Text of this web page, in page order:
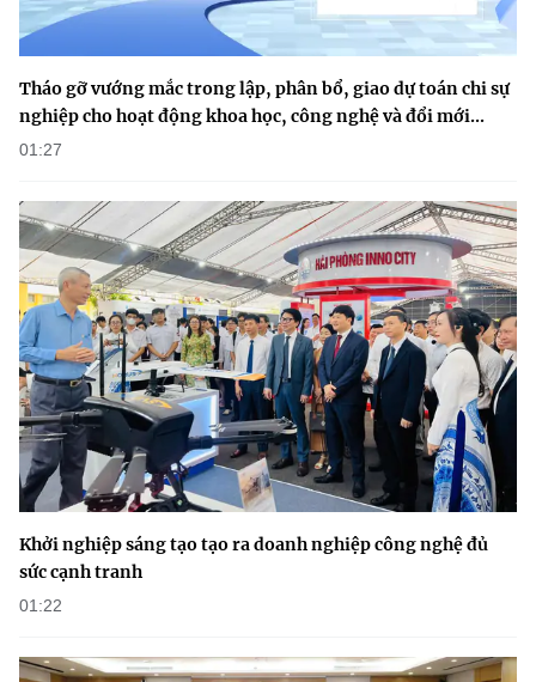
Email:stc@mst.gov.vn
©2026 Bản quyền thuộc Bộ Khoa Học và Công Nghệ
website này)
Tháo gỡ vướng mắc trong lập, phân bổ, giao dự toán chi sự
nghiệp cho hoạt động khoa học, công nghệ và đổi mới...
01:27
Khởi nghiệp sáng tạo tạo ra doanh nghiệp công nghệ đủ
sức cạnh tranh
01:22